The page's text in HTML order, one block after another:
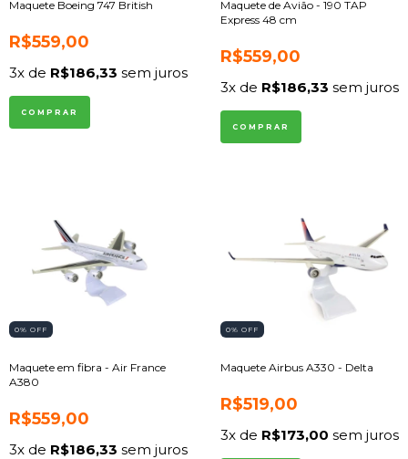
Maquete Boeing 747 British
R$559,00
3x de R$186,33 sem juros
Maquete de Avião - 190 TAP
Express 48 cm
R$559,00
3x de R$186,33 sem juros
0% OFF
Maquete em fibra - Air France
A380
R$559,00
3x de R$186,33 sem juros
0% OFF
Maquete Airbus A330 - Delta
R$519,00
3x de R$173,00 sem juros